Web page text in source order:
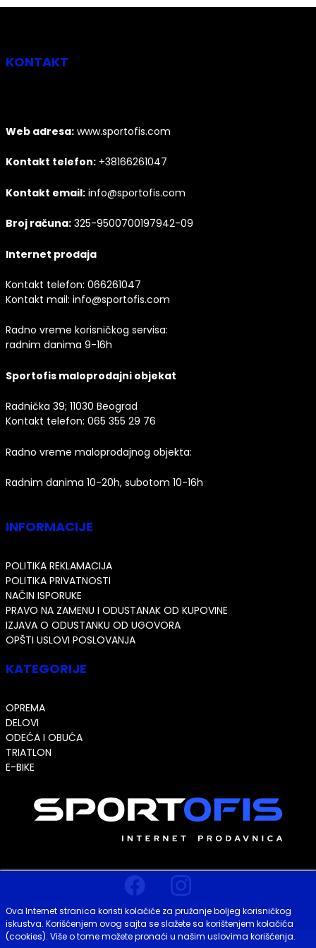
KONTAKT
Web adresa: www.sportofis.com
Kontakt telefon: +38166261047
Kontakt email: info@sportofis.com
Broj računa: 325-9500700197942-09
Internet prodaja
Kontakt telefon: 066261047
Kontakt mail: info@sportofis.com
Radno vreme korisničkog servisa:
radnim danima 9-16h
Sportofis maloprodajni objekat
Radnička 39; 11030 Beograd
Kontakt telefon: 065 355 29 76
Radno vreme maloprodajnog objekta:
Radnim danima 10-20h, subotom 10-16h
INFORMACIJE
POLITIKA REKLAMACIJA
POLITIKA PRIVATNOSTI
NAČIN ISPORUKE
PRAVO NA ZAMENU I ODUSTANAK OD KUPOVINE
IZJAVA O ODUSTANKU OD UGOVORA
OPŠTI USLOVI POSLOVANJA
KATEGORIJE
OPREMA
DELOVI
ODEĆA I OBUĆA
TRIATLON
E-BIKE
Ova Internet stranica koristi kolačiće za pružanje boljeg korisničkog
iskustva. Korišćenjem ovog sajta se slažete sa korištenjem kolačića
(cookies). Više o tome možete pronaći u našim uslovima korišćenja.